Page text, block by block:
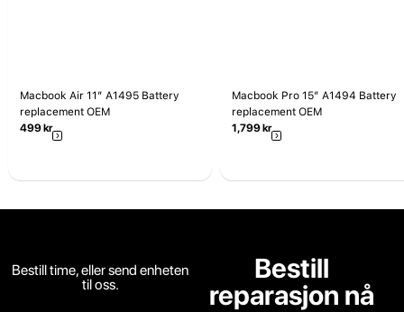
Macbook Air 11” A1495 Battery
replacement OEM
499kr
Macbook Pro 15” A1494 Battery
replacement OEM
1,799kr
Bestill time, eller send enheten
til oss.
Bestill
reparasjon nå